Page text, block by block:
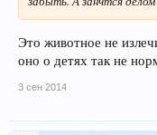
Это животное не
оно о детях так не
3 сен 2014